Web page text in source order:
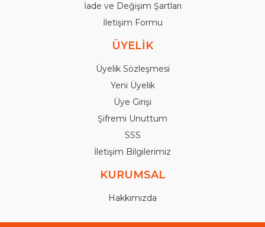
İade ve Değişim Şartları
İletişim Formu
ÜYELİK
Üyelik Sözleşmesi
Yeni Üyelik
Üye Girişi
Şifremi Unuttum
SSS
İletişim Bilgilerimiz
KURUMSAL
Hakkımızda